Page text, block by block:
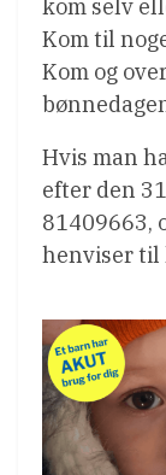
kom selv
Kom til
Kom og
Hvis man
efter den
81409663,
henviser til